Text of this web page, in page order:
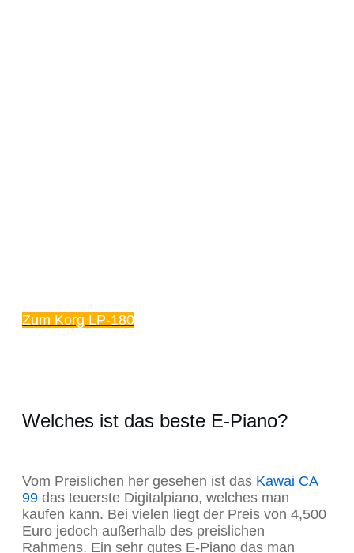
Zum Korg LP-180
Welches ist das beste E-Piano?
Vom Preislichen her gesehen ist das Kawai CA
99 das teuerste Digitalpiano, welches man
kaufen kann. Bei vielen liegt der Preis von 4,500
Euro jedoch außerhalb des preislichen
Rahmens. Ein sehr gutes E-Piano das man